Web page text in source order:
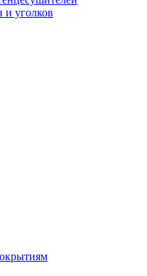
уголков